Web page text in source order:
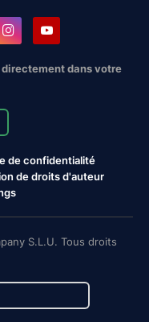
dans votre
de confidentialité
de droits d'auteur
S.L.U. Tous droits